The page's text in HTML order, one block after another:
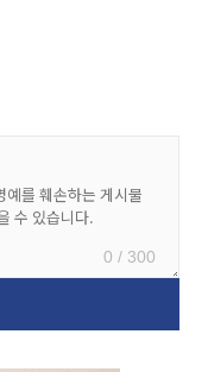
0 / 300